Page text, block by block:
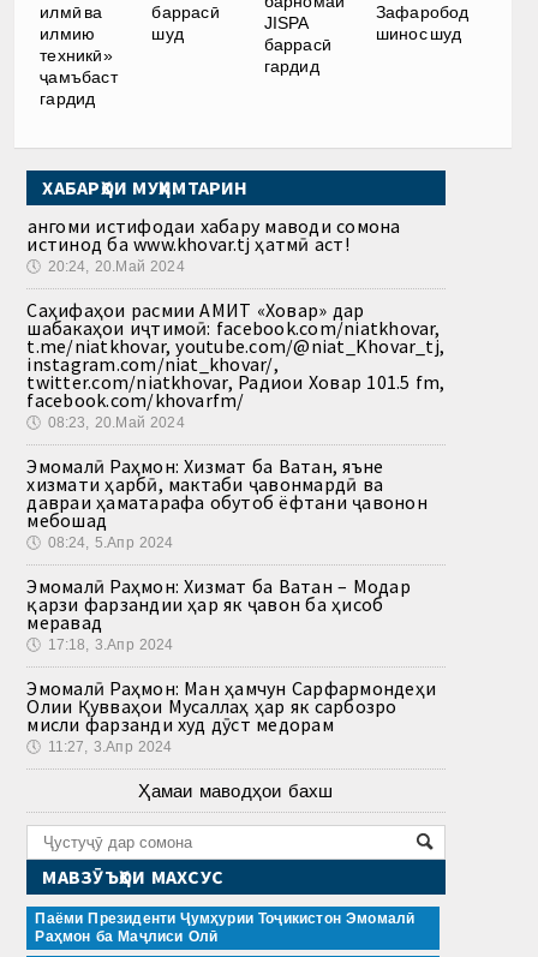
илмӣ ва
илмию
техникӣ»
ҷамъбаст
гардид
баррасӣ
шуд
JISPA
баррасӣ
гардид
Зафаробод
шинос шуд
ХАБАРҲОИ МУҲИМТАРИН
Ҳангоми истифодаи хабару маводи сомона
истинод ба www.khovar.tj ҳатмӣ аст!
🕔 20:24, 20.Май 2024
Саҳифаҳои расмии АМИТ «Ховар» дар
шабакаҳои иҷтимоӣ: facebook.com/niatkhovar,
t.me/niatkhovar, youtube.com/@niat_Khovar_tj,
instagram.com/niat_khovar/,
twitter.com/niatkhovar, Радиои Ховар 101.5 fm,
facebook.com/khovarfm/
🕔 08:23, 20.Май 2024
Эмомалӣ Раҳмон: Хизмат ба Ватан, яъне
хизмати ҳарбӣ, мактаби ҷавонмардӣ ва
давраи ҳаматарафа обутоб ёфтани ҷавонон
мебошад
🕔 08:24, 5.Апр 2024
Эмомалӣ Раҳмон: Хизмат ба Ватан – Модар
қарзи фарзандии ҳар як ҷавон ба ҳисоб
меравад
🕔 17:18, 3.Апр 2024
Эмомалӣ Раҳмон: Ман ҳамчун Сарфармондеҳи
Олии Қувваҳои Мусаллаҳ ҳар як сарбозро
мисли фарзанди худ дӯст медорам
🕔 11:27, 3.Апр 2024
Ҳамаи маводҳои бахш
МАВЗӮЪҲОИ МАХСУС
Паёми Президенти Ҷумҳурии Тоҷикистон Эмомалӣ
Раҳмон ба Маҷлиси Олӣ